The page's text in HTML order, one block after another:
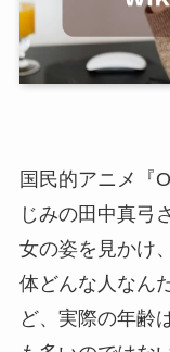
国民的アニメ『
じみの田中真弓
女の姿を見かけ
体どんな人なん
ど、実際の年齢